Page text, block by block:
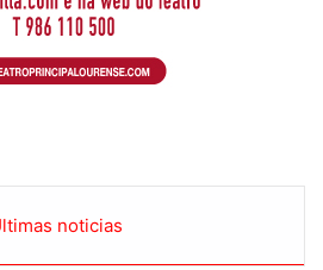
noticias